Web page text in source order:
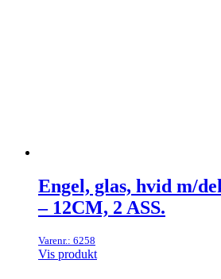
Engel, glas, hvid m/
– 12CM, 2 ASS.
Varenr.: 6258
Vis produkt